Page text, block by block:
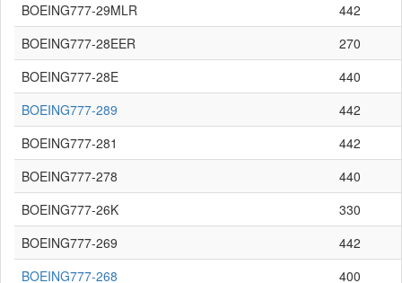
BOEING777-29MLR
442
BOEING777-28EER
270
BOEING777-28E
440
BOEING777-289
442
BOEING777-281
442
BOEING777-278
440
BOEING777-26K
330
BOEING777-269
442
BOEING777-268
400